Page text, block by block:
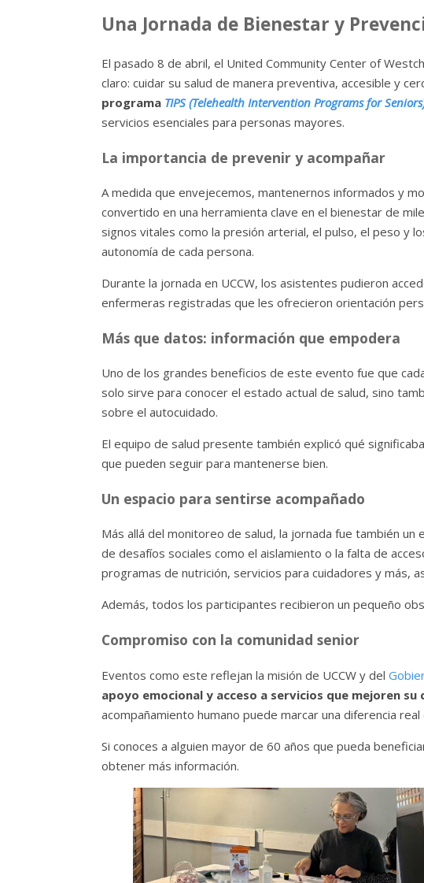
Una Jornada de Bienestar y
El pasado 8 de abril, el United Community Center of
claro: cuidar su salud de manera preventiva, accesible y
programa TIPS (Telehealth Intervention Programs for
servicios esenciales para personas mayores.
La importancia de prevenir y acompañar
A medida que envejecemos, mantenernos informados y
convertido en una herramienta clave en el bienestar de
signos vitales como la presión arterial, el pulso, el peso y
autonomía de cada persona.
Durante la jornada en UCCW, los asistentes pudieron
enfermeras registradas que les ofrecieron orientación
Más que datos: información que empodera
Uno de los grandes beneficios de este evento fue que
solo sirve para conocer el estado actual de salud, sino
sobre el autocuidado.
El equipo de salud presente también explicó qué
que pueden seguir para mantenerse bien.
Un espacio para sentirse acompañado
Más allá del monitoreo de salud, la jornada fue también
de desafíos sociales como el aislamiento o la falta de
programas de nutrición, servicios para cuidadores y más,
Además, todos los participantes recibieron un pequeño
Compromiso con la comunidad senior
Eventos como este reflejan la misión de UCCW y del
apoyo emocional y acceso a servicios que mejoren su
acompañamiento humano puede marcar una diferencia
Si conoces a alguien mayor de 60 años que pueda
obtener más información.